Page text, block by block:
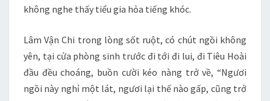
không nghe thấy tiểu gia hỏa tiếng khóc.
Lâm Vận Chi trong lòng sốt ruột, có chút ngồi không
yên, tại cửa phòng sinh trước đi tới đi lui, đi Tiêu Hoài
đầu đều choáng, buồn cười kéo nàng trở về, “Ngươi
ngồi này nghỉ một lát, ngươi lại thế nào gấp, cũng trở